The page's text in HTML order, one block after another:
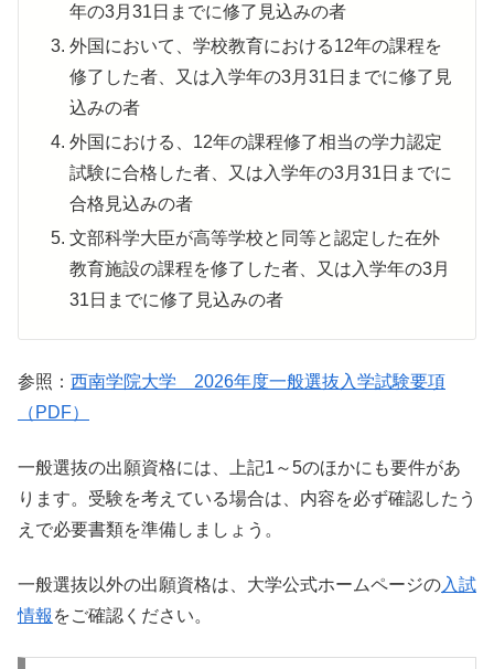
年の3月31日までに修了見込みの者
外国において、学校教育における12年の課程を
修了した者、又は入学年の3月31日までに修了見
込みの者
外国における、12年の課程修了相当の学力認定
試験に合格した者、又は入学年の3月31日までに
合格見込みの者
文部科学大臣が高等学校と同等と認定した在外
教育施設の課程を修了した者、又は入学年の3月
31日までに修了見込みの者
参照： 西南学院大学 2026年度一般選抜入学試験要項
（PDF）
一般選抜の出願資格には、上記1～5のほかにも要件があ
ります。受験を考えている場合は、内容を必ず確認したう
えで必要書類を準備しましょう。
一般選抜以外の出願資格は、大学公式ホームページの入試
情報 をご確認ください。